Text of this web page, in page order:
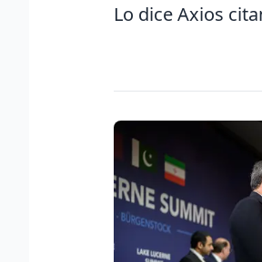
Lo dice Axios